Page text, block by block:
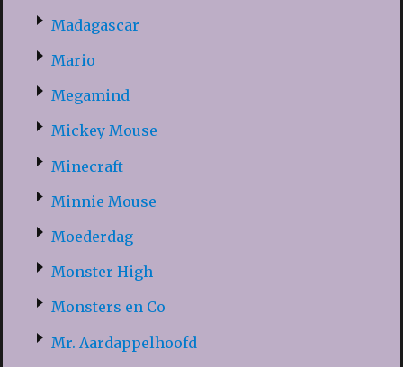
Madagascar
Mario
Megamind
Mickey Mouse
Minecraft
Minnie Mouse
Moederdag
Monster High
Monsters en Co
Mr. Aardappelhoofd